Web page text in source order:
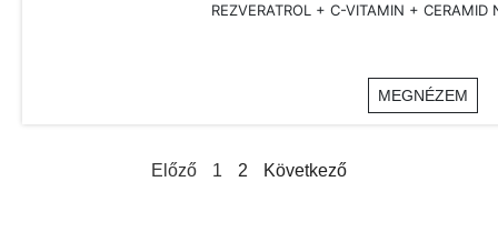
REZVERATROL + C-VITAMIN + CERAMID
MEGNÉZEM
Előző 1 2 Következő